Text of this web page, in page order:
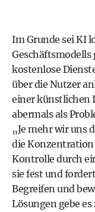
Im Grunde sei KI
Geschäftsmodells
kostenlose
über die Nutzer
einer künstlichen
abermals als
„Je mehr wir uns
die Konzentration
Kontrolle durch
sie fest und
Begreifen und
Lösungen gebe